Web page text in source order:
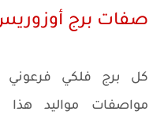
صفات برج
كل برج فلكي
مواصفات مواليد هذا